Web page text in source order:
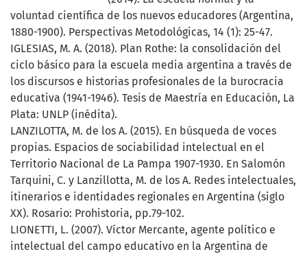
voluntad científica de los nuevos educadores (Argentina,
1880-1900). Perspectivas Metodológicas, 14 (1): 25-47.
IGLESIAS, M. A. (2018). Plan Rothe: la consolidación del
ciclo básico para la escuela media argentina a través de
los discursos e historias profesionales de la burocracia
educativa (1941-1946). Tesis de Maestría en Educación, La
Plata: UNLP (inédita).
LANZILOTTA, M. de los A. (2015). En búsqueda de voces
propias. Espacios de sociabilidad intelectual en el
Territorio Nacional de La Pampa 1907-1930. En Salomón
Tarquini, C. y Lanzillotta, M. de los A. Redes intelectuales,
itinerarios e identidades regionales en Argentina (siglo
XX). Rosario: Prohistoria, pp.79-102.
LIONETTI, L. (2007). Víctor Mercante, agente político e
intelectual del campo educativo en la Argentina de